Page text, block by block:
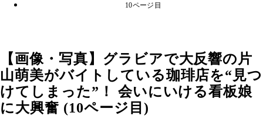
10ページ目
【画像・写真】グラビアで大反響の片
山萌美がバイトしている珈琲店を“見つ
けてしまった”！ 会いにいける看板娘
に大興奮 (10ページ目)